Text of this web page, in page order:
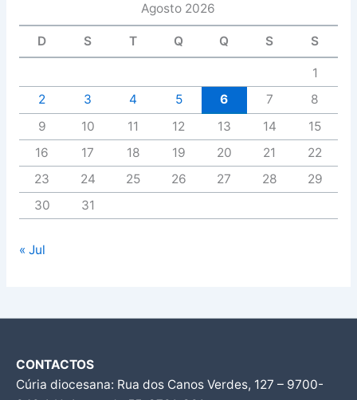
Agosto 2026
D S T Q Q S S
1
2
3 4 5 6 7
8
9
10 11 12 13 14
15
16
17 18 19 20 21
22
23
24 25 26 27 28
29
30
31
« Jul
CONTACTOS
Cúria diocesana: Rua dos Canos Verdes, 127 – 9700-